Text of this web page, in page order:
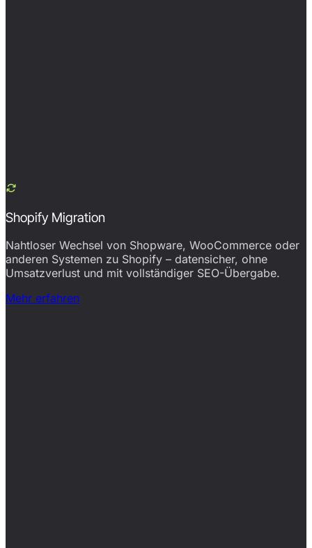
Shopify Migration
Nahtloser Wechsel von Shopware, WooCommerce oder
anderen Systemen zu Shopify – datensicher, ohne
Umsatzverlust und mit vollständiger SEO-Übergabe.
Mehr erfahren